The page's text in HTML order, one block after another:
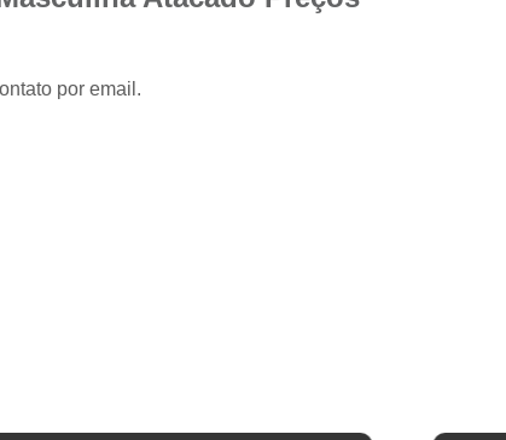
Camisa Branca Social
Camisa Branca
por email.